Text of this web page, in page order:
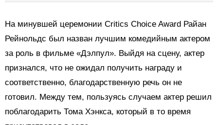
На минувшей церемонии Critics Choice Award Райан
Рейнольдс был назван лучшим комедийным актером
за роль в фильме «Дэлпул». Выйдя на сцену, актер
признался, что не ожидал получить награду и
соответственно, благодарственную речь он не
готовил. Между тем, пользуясь случаем актер решил
поблагодарить Тома Хэнкса, который в то время